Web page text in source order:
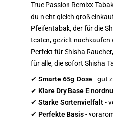
True Passion Remixx
du nicht gleich groß
Pfeifentabak, der für die
testen, gezielt nachkaufen
Perfekt für Shisha
für alle, die sofort Shisha
✔ Smarte 65g-Dose- gut
✔ Klare Dry Base
✔ Starke Sortenvielfalt-
✔ Perfekte Basis-